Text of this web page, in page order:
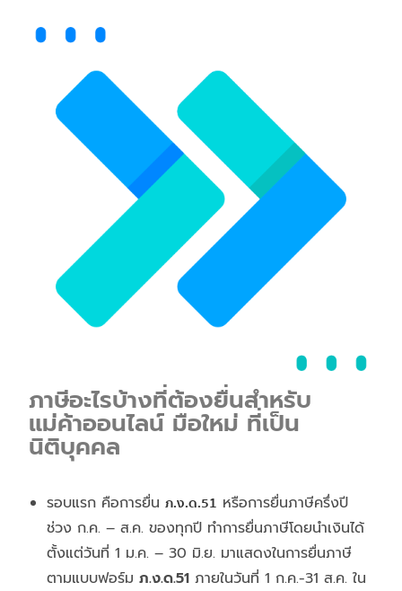
ภาษีอะไรบ้างที่ต้องยื่นสำหรับ
แม่ค้าออนไลน์ มือใหม่ ที่เป็น
นิติบุคคล
รอบแรก คือการยื่นภ.ง.ด.51 หรือการยื่นภาษีครึ่งปี
ช่วง ก.ค. – ส.ค. ของทุกปี ทำการยื่นภาษีโดยนำเงินได้
ตั้งแต่วันที่ 1 ม.ค. – 30 มิ.ย. มาแสดงในการยื่นภาษี
ตามแบบฟอร์มภ.ง.ด.51 ภายในวันที่ 1 ก.ค.-31 ส.ค. ใน